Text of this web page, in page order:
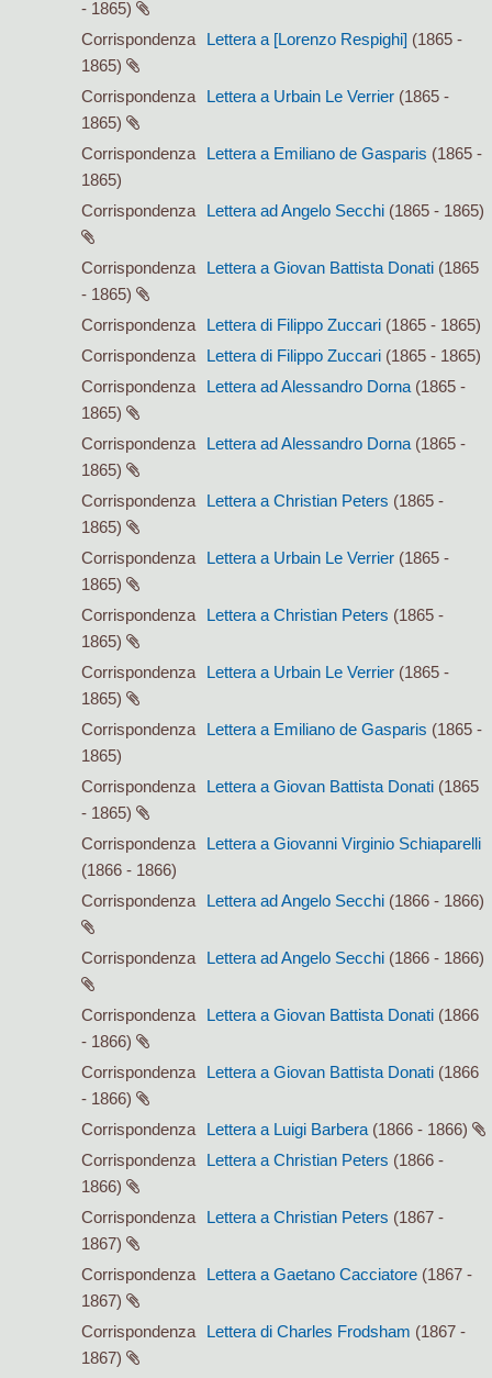
- 1865)
Corrispondenza
Lettera a [Lorenzo Respighi] (1865 -
1865)
Corrispondenza
Lettera a Urbain Le Verrier (1865 -
1865)
Corrispondenza
Lettera a Emiliano de Gasparis (1865 -
1865)
Corrispondenza
Lettera ad Angelo Secchi (1865 - 1865)
Corrispondenza Lettera a Giovan Battista Donati (1865
- 1865)
Corrispondenza
Lettera di Filippo Zuccari (1865 - 1865)
Corrispondenza
Lettera di Filippo Zuccari (1865 - 1865)
Corrispondenza
Lettera ad Alessandro Dorna (1865 -
1865)
Corrispondenza
Lettera ad Alessandro Dorna (1865 -
1865)
Corrispondenza
Lettera a Christian Peters (1865 -
1865)
Corrispondenza
Lettera a Urbain Le Verrier (1865 -
1865)
Corrispondenza
Lettera a Christian Peters (1865 -
1865)
Corrispondenza
Lettera a Urbain Le Verrier (1865 -
1865)
Corrispondenza
Lettera a Emiliano de Gasparis (1865 -
1865)
Corrispondenza
Lettera a Giovan Battista Donati (1865
- 1865)
Corrispondenza
Lettera a Giovanni Virginio Schiaparelli
(1866 - 1866)
Corrispondenza
Lettera ad Angelo Secchi (1866 - 1866)
Corrispondenza Lettera ad Angelo Secchi (1866 - 1866)
Corrispondenza Lettera a Giovan Battista Donati (1866
- 1866)
Corrispondenza
Lettera a Giovan Battista Donati (1866
- 1866)
Corrispondenza
Lettera a Luigi Barbera (1866 - 1866)
Corrispondenza
Lettera a Christian Peters (1866 -
1866)
Corrispondenza
Lettera a Christian Peters (1867 -
1867)
Corrispondenza
Lettera a Gaetano Cacciatore (1867 -
1867)
Corrispondenza
Lettera di Charles Frodsham (1867 -
1867)